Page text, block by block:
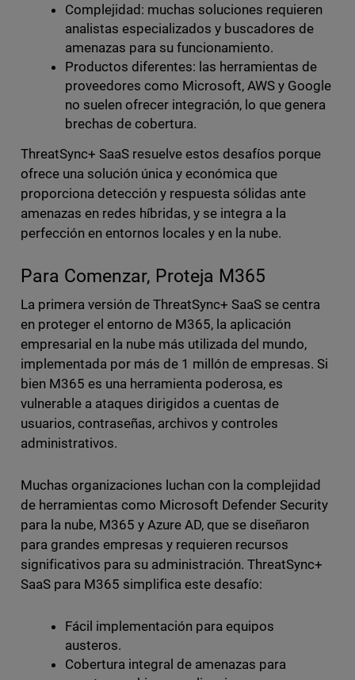
Complejidad: muchas soluciones requieren
analistas especializados y buscadores de
amenazas para su funcionamiento.
Productos diferentes: las herramientas de
proveedores como Microsoft, AWS y Google
no suelen ofrecer integración, lo que genera
brechas de cobertura.
ThreatSync+ SaaS resuelve estos desafíos porque
ofrece una solución única y económica que
proporciona detección y respuesta sólidas ante
amenazas en redes híbridas, y se integra a la
perfección en entornos locales y en la nube.
Para Comenzar, Proteja M365
La primera versión de ThreatSync+ SaaS se centra
en proteger el entorno de M365, la aplicación
empresarial en la nube más utilizada del mundo,
implementada por más de 1 millón de empresas. Si
bien M365 es una herramienta poderosa, es
vulnerable a ataques dirigidos a cuentas de
usuarios, contraseñas, archivos y controles
administrativos.
Muchas organizaciones luchan con la complejidad
de herramientas como Microsoft Defender Security
para la nube, M365 y Azure AD, que se diseñaron
para grandes empresas y requieren recursos
significativos para su administración. ThreatSync+
SaaS para M365 simplifica este desafío:
Fácil implementación para equipos
austeros.
Cobertura integral de amenazas para